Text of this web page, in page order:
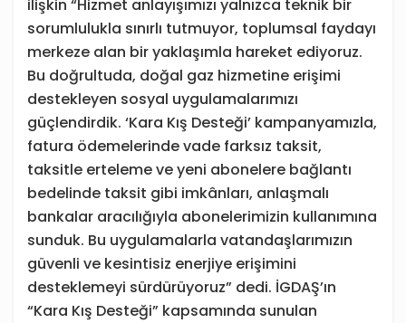
ilişkin “Hizmet anlayışımızı yalnızca teknik bir
sorumlulukla sınırlı tutmuyor, toplumsal faydayı
merkeze alan bir yaklaşımla hareket ediyoruz.
Bu doğrultuda, doğal gaz hizmetine erişimi
destekleyen sosyal uygulamalarımızı
güçlendirdik. ‘Kara Kış Desteği’ kampanyamızla,
fatura ödemelerinde vade farksız taksit,
taksitle erteleme ve yeni abonelere bağlantı
bedelinde taksit gibi imkânları, anlaşmalı
bankalar aracılığıyla abonelerimizin kullanımına
sunduk. Bu uygulamalarla vatandaşlarımızın
güvenli ve kesintisiz enerjiye erişimini
desteklemeyi sürdürüyoruz” dedi. İGDAŞ’ın
“Kara Kış Desteği” kapsamında sunulan